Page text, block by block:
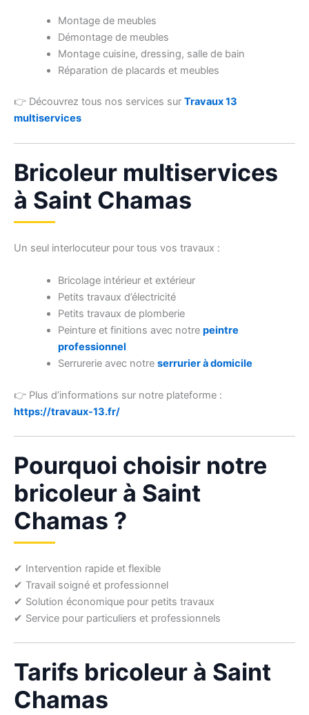
Montage de meubles
Démontage de meubles
Montage cuisine, dressing, salle de bain
Réparation de placards et meubles
👉 Découvrez tous nos services sur Travaux 13
multiservices
Bricoleur multiservices
à Saint Chamas
Un seul interlocuteur pour tous vos travaux :
Bricolage intérieur et extérieur
Petits travaux d’électricité
Petits travaux de plomberie
Peinture et finitions avec notre peintre
professionnel
Serrurerie avec notre serrurier à domicile
👉 Plus d’informations sur notre plateforme :
https://travaux-13.fr/
Pourquoi choisir notre
bricoleur à Saint
Chamas ?
✔ Intervention rapide et flexible
✔ Travail soigné et professionnel
✔ Solution économique pour petits travaux
✔ Service pour particuliers et professionnels
Tarifs bricoleur à Saint
Chamas